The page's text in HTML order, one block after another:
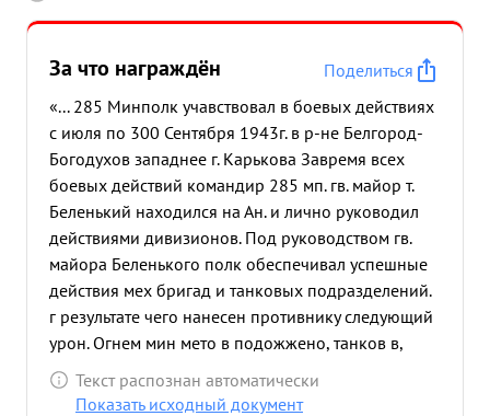
За что награждён
Поделиться
«... 285 Минполк учавствовал в боевых действиях
с июля по 300 Сентября 1943г. в р-не Белгород-
Богодухов западнее г. Карькова Завремя всех
боевых действий командир 285 мп. гв. майор т.
Беленький находился на Ан. и лично руководил
действиями дивизионов. Под руководством гв.
майора Беленького полк обеспечивал успешные
действия мех бригад и танковых подразделений.
г результате чего нанесен противнику следующий
урон. Огнем мин мето в подожжено, танков в,
складов боеприпасов-3 уни что жено
солдатов и офицеров- 700 челов.
Текст распознан автоматически
Показать исходный документ